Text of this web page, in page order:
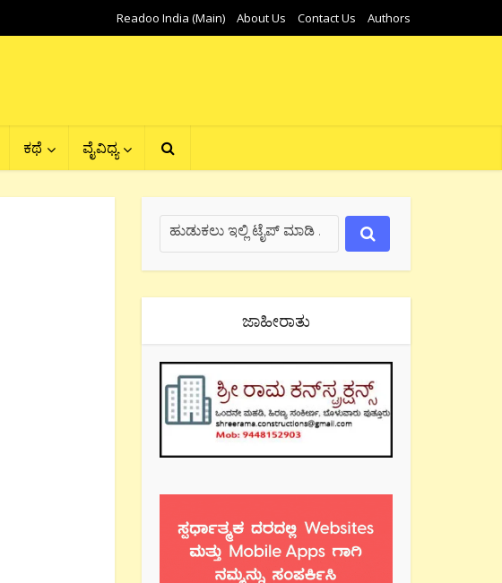
Readoo India (Main) About Us Contact Us Authors
ಕಥೆ ವೈವಿಧ್ಯ
ಜಾಹೀರಾತು